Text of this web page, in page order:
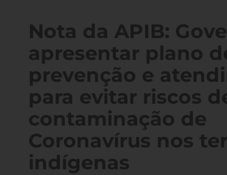
Nota da APIB:
apresentar plano
prevenção e
para evitar riscos
contaminação de
Coronavírus nos
indígenas